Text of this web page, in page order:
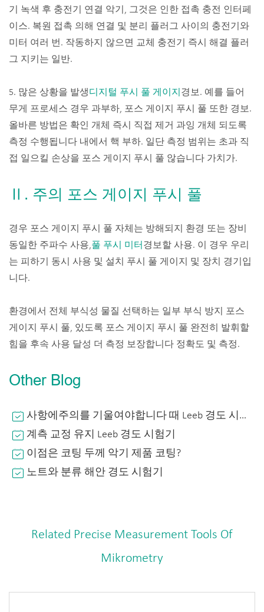
기 녹색 후 충전기 연결 악기, 그것은 인한 접촉 충전 인터페
이스. 복원 접촉 의해 연결 및 분리 플러그 사이의 충전기와
미터 여러 번. 작동하지 않으면 교체 충전기 즉시 해결 플러
그 지키는 일반.
5. 많은 상황을 발생디지털 푸시 풀 게이지 경보. 예를 들어
무게 프로세스 경우 과부하, 포스 게이지 푸시 풀 또한 경보.
올바른 방법은 확인 개체 즉시 직접 제거 과잉 개체 되도록
측정 수행됩니다 내에서 핵 부하. 일단 측정 범위는 초과 직
접 일으킬 손상을 포스 게이지 푸시 풀 않습니다 가치가.
Ⅱ. 주의 포스 게이지 푸시 풀
경우 포스 게이지 푸시 풀 자체는 방해되지 환경 또는 장비
동일한 주파수 사용,풀 푸시 미터 경보할 사용. 이 경우 우리
는 피하기 동시 사용 및 설치 푸시 풀 게이지 및 장치 경기입
니다.
환경에서 전체 부식성 물질 선택하는 일부 부식 방지 포스
게이지 푸시 풀, 있도록 포스 게이지 푸시 풀 완전히 발휘할
힘을 후속 사용 달성 더 측정 보장합니다 정확도 및 측정.
Other Blog
사항에주의를 기울여야합니다 때 Leeb 경도 시험기?
계측 교정 유지 Leeb 경도 시험기
이점은 코팅 두께 악기 제품 코팅?
노트와 분류 해안 경도 시험기
Related Precise Measurement Tools Of
Mikrometry